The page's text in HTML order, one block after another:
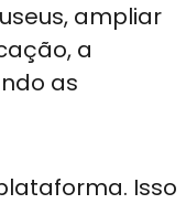
ampliar
a
as
Isso